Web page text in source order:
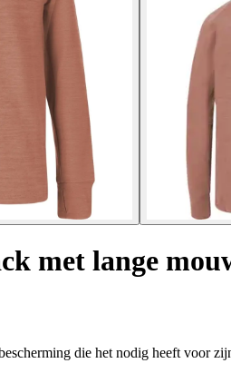
met lange
die het nodig heeft voor